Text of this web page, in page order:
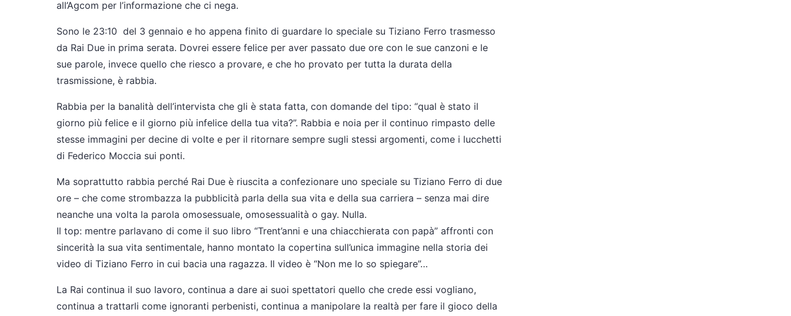
all’Agcom per l’informazione che ci nega.
Sono le 23:10 del 3 gennaio e ho appena finito di guardare lo speciale su Tiziano Ferro trasmesso
da Rai Due in prima serata. Dovrei essere felice per aver passato due ore con le sue canzoni e le
sue parole, invece quello che riesco a provare, e che ho provato per tutta la durata della
trasmissione, è rabbia.
Rabbia per la banalità dell’intervista che gli è stata fatta, con domande del tipo: “qual è stato il
giorno più felice e il giorno più infelice della tua vita?”. Rabbia e noia per il continuo rimpasto delle
stesse immagini per decine di volte e per il ritornare sempre sugli stessi argomenti, come i lucchetti
di Federico Moccia sui ponti.
Ma soprattutto rabbia perché Rai Due è riuscita a confezionare uno speciale su Tiziano Ferro di due
ore – che come strombazza la pubblicità parla della sua vita e della sua carriera – senza mai dire
neanche una volta la parola omosessuale, omosessualità o gay. Nulla.
Il top: mentre parlavano di come il suo libro “Trent’anni e una chiacchierata con papà” affronti con
sincerità la sua vita sentimentale, hanno montato la copertina sull’unica immagine nella storia dei
video di Tiziano Ferro in cui bacia una ragazza. Il video è “Non me lo so spiegare”…
La Rai continua il suo lavoro, continua a dare ai suoi spettatori quello che crede essi vogliano,
continua a trattarli come ignoranti perbenisti, continua a manipolare la realtà per fare il gioco della